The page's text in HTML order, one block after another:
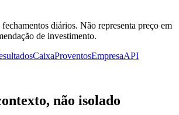
fechamentos diários. Não representa preço em
de investimento.
CaixaProventosEmpresaAPI
não isolado